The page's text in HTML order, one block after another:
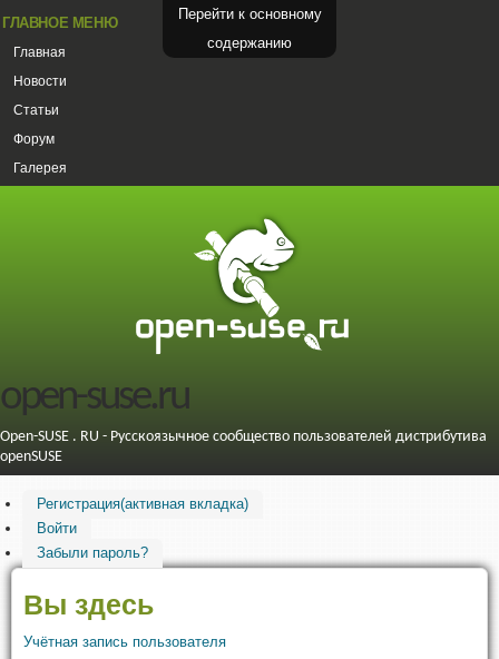
Перейти к основному
содержанию
ГЛАВНОЕ МЕНЮ
Главная
Новости
Статьи
Форум
Галерея
open-suse.ru
Open-SUSE . RU - Русскоязычное сообщество пользователей дистрибутива
openSUSE
Регистрация(активная вкладка)
Войти
Забыли пароль?
Вы здесь
Учётная запись пользователя